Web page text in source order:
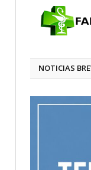
NOTICIAS